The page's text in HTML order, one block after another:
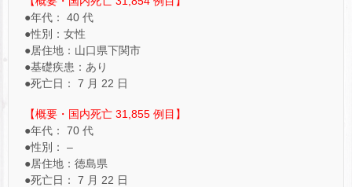
●年代： 40 代
●性別：女性
●居住地：山口県下関市
●基礎疾患：あり
●死亡日： 7 月 22 日
【概要・国内死亡 31,855 例目】
●年代： 70 代
●性別： –
●居住地：徳島県
●死亡日： 7 月 22 日